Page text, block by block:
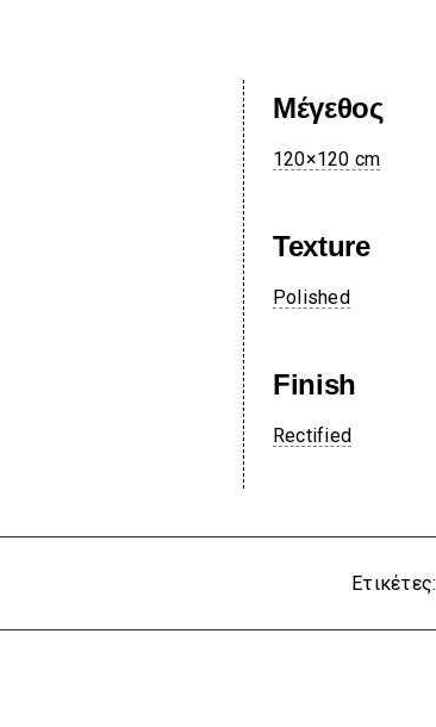
Μέγεθος
120×120 cm
Texture
Polished
Finish
Rectified
Ετικέτες: